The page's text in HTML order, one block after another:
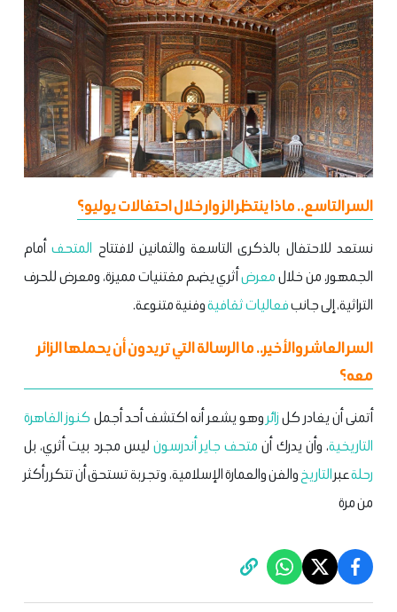
السر التاسع.. ماذا ينتظر الزوار خلال احتفالات يوليو؟
نستعد للاحتفال بالذكرى التاسعة والثمانين لافتتاح المتحفأمام
الجمهور، من خلالمعرضأثري يضم مقتنيات مميزة، ومعرض للحرف
التراثية، إلى جانبفعاليات ثقافيةوفنية متنوعة.
السر العاشر والأخير.. ما الرسالة التي تريدون أن يحملها الزائر
معه؟
أتمنى أن يغادر كلزائروهو يشعر أنه اكتشف أحد أجمل كنوزالقاهرة
التاريخية، وأن يدرك أن متحف جاير أندرسون ليس مجرد بيت أثري، بل
رحلةعبرالتاريخوالفن والعمارة الإسلامية، وتجربة تستحق أن تتكرر أكثر
من مرة